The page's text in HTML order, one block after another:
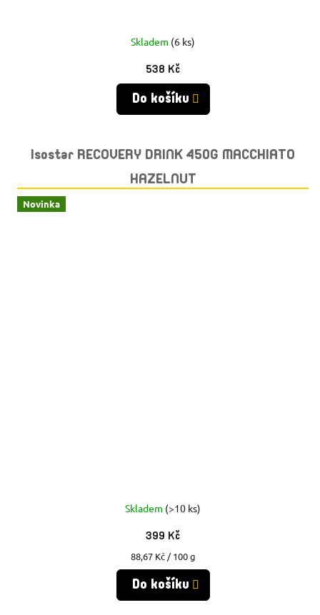
Skladem (6 ks)
538 Kč
Do košíku
Isostar RECOVERY DRINK 450G MACCHIATO
HAZELNUT
Novinka
Skladem (>10 ks)
399 Kč
Měrná
cena:
88,67 Kč / 100 g
Do košíku